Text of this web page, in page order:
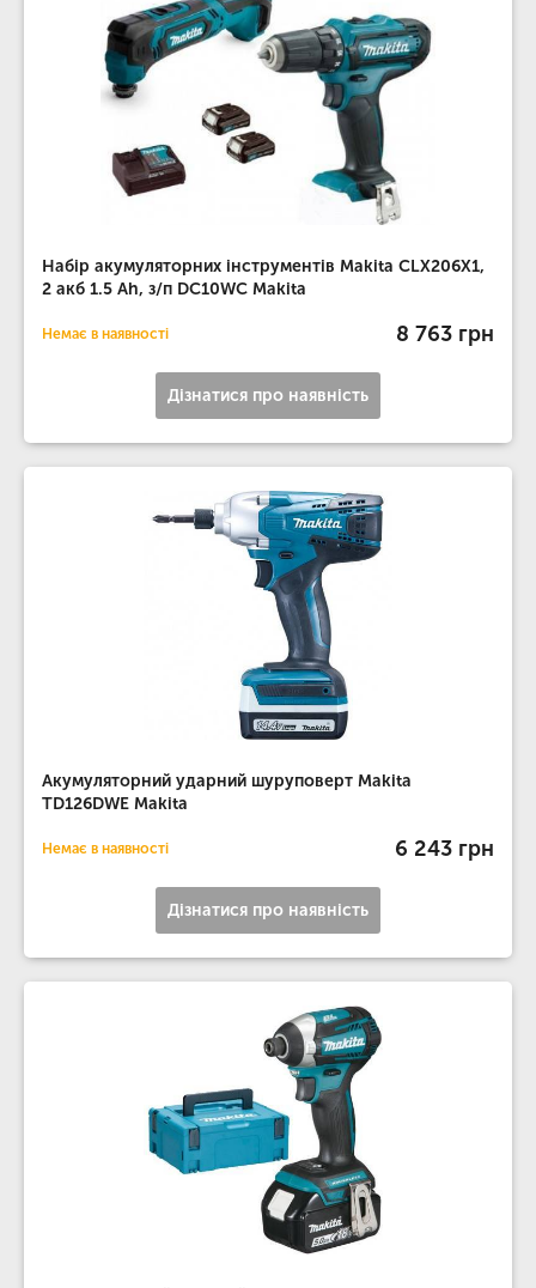
Набір акумуляторних інструментів Makita CLX206X1,
2 акб 1.5 Ah, з/п DC10WC Makita
Немає в наявності 8 763 грн
Дізнатися про наявність
Акумуляторний ударний шуруповерт Makita
TD126DWE Makita
Немає в наявності 6 243 грн
Дізнатися про наявність